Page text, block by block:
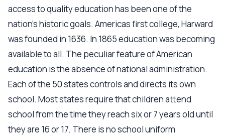
access to quality education has been one of the
nation’s historic goals. Americas first college, Harward
was founded in 1636. In 1865 education was becoming
available to all. The peculiar feature of American
education is the absence of national administration.
Each of the 50 states controls and directs its own
school. Most states require that children attend
school from the time they reach six or 7 years old until
they are 16 or 17. There is no school uniform